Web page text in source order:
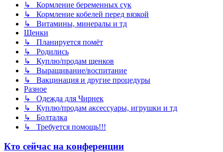
↳ Кормление беременных сук
↳ Кормление кобелей перед вязкой
↳ Витамины, минералы и тд
Щенки
↳ Планируется помёт
↳ Родились
↳ Куплю/продам щенков
↳ Выращивание/воспитание
↳ Вакцинация и другие процедуры
Разное
↳ Одежда для Чирнек
↳ Куплю/продам аксессуары, игрушки и тд
↳ Болталка
↳ Требуется помощь!!!
Кто сейчас на конференции